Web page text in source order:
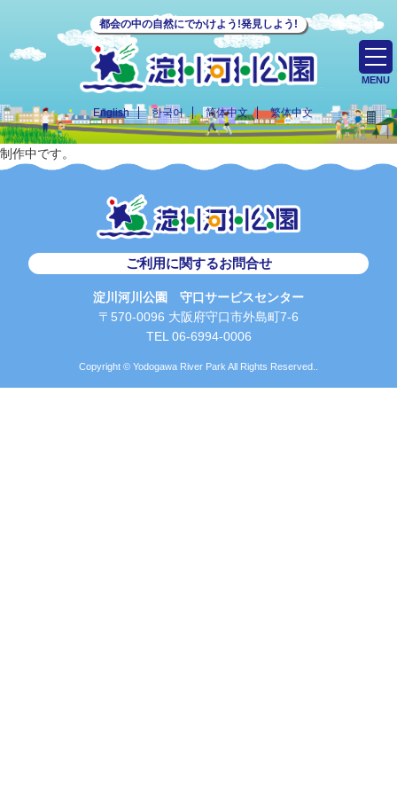
都会の中の自然にでかけよう!発見しよう!
English 한국어 简体中文 繁体中文
MENU
制作中です。
ご利用に関するお問合せ
淀川河川公園 守口サービスセンター
〒570-0096 大阪府守口市外島町7-6
TEL 06-6994-0006
Copyright © Yodogawa River Park All Rights Reserved..